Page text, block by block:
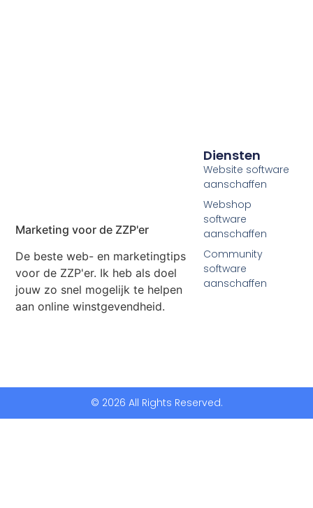
Marketing voor de ZZP'er
De beste web- en marketingtips
voor de ZZP'er. Ik heb als doel
jouw zo snel mogelijk te helpen
aan online winstgevendheid.
Diensten
Website software
aanschaffen
Webshop
software
aanschaffen
Community
software
aanschaffen
© 2026 All Rights Reserved.